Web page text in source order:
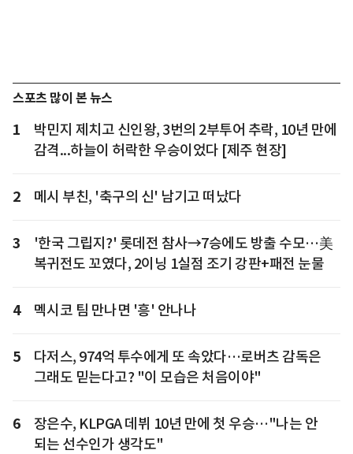
스포츠 많이 본 뉴스
1
박민지 제치고 신인왕, 3번의 2부투어 추락, 10년 만에
감격...하늘이 허락한 우승이었다 [제주 현장]
2 메시 부친, '축구의 신' 남기고 떠났다
3
'한국 그립지?' 롯데전 참사→7승에도 방출 수모…美
복귀전도 꼬였다, 2이닝 1실점 조기 강판+패전 눈물
4 멕시코 팀 만나면 '흥' 안나나
5
다저스, 974억 투수에게 또 속았다…로버츠 감독은
그래도 믿는다고? "이 모습은 처음이야"
6
장은수, KLPGA 데뷔 10년 만에 첫 우승…"나는 안
되는 선수인가 생각도"